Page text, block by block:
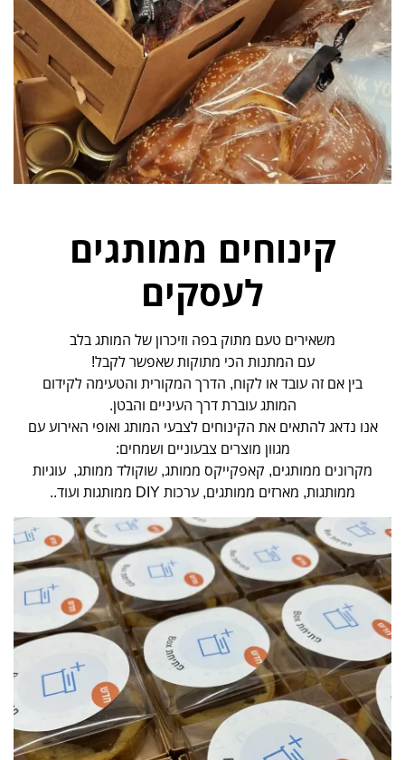
קינוחים ממותגים
לעסקים
משאירים טעם מתוק בפה וזיכרון של המותג בלב
עם המתנות הכי מתוקות שאפשר לקבל!
בין אם זה עובד או לקוח, הדרך המקורית והטעימה לקידום
המותג עוברת דרך העיניים והבטן.
אנו נדאג להתאים את הקינוחים לצבעי המותג ואופי האירוע עם
מגוון מוצרים צבעוניים ושמחים:
מקרונים ממותגים, קאפקייקס ממותג, שוקולד ממותג, עוגיות
ממותגות, מארזים ממותגים, ערכות DIY ממותגות ועוד..